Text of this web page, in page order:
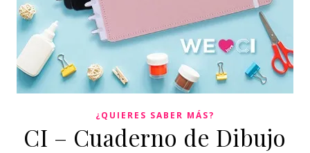
¿QUIERES SABER MÁS?
CI – Cuaderno de Dibujo